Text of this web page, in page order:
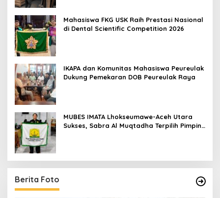
Mahasiswa FKG USK Raih Prestasi Nasional
di Dental Scientific Competition 2026
IKAPA dan Komunitas Mahasiswa Peureulak
Dukung Pemekaran DOB Peureulak Raya
MUBES IMATA Lhokseumawe-Aceh Utara
Sukses, Sabra Al Muqtadha Terpilih Pimpin
Berita Foto